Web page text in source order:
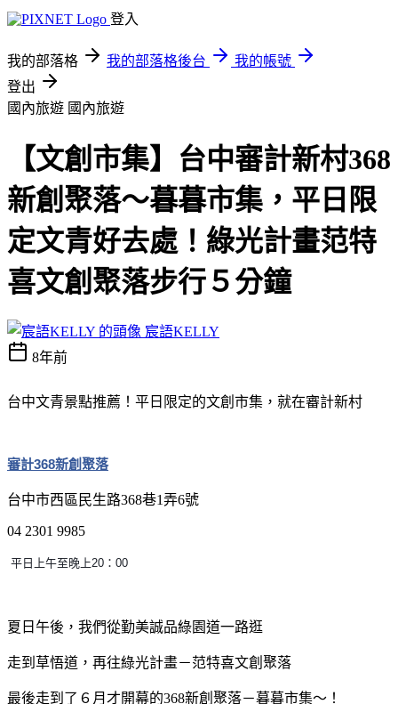
登入
我的部落格 我的部落格後台
我的帳號
登出
國內旅遊 國內旅遊
【文創市集】台中審計新村368
新創聚落～暮暮市集，平日限
定文青好去處！綠光計畫范特
喜文創聚落步行５分鐘
宸語KELLY
8年前
台中文青景點推薦！平日限定的文創市集，就在審計新村
審計368新創聚落
台中市西區民生路368巷1弄6號
04 2301 9985
平日上午至晚上20：00
夏日午後，我們從勤美誠品綠園道一路逛
走到草悟道，再往綠光計畫－范特喜文創聚落
最後走到了６月才開幕的368新創聚落－暮暮市集～！